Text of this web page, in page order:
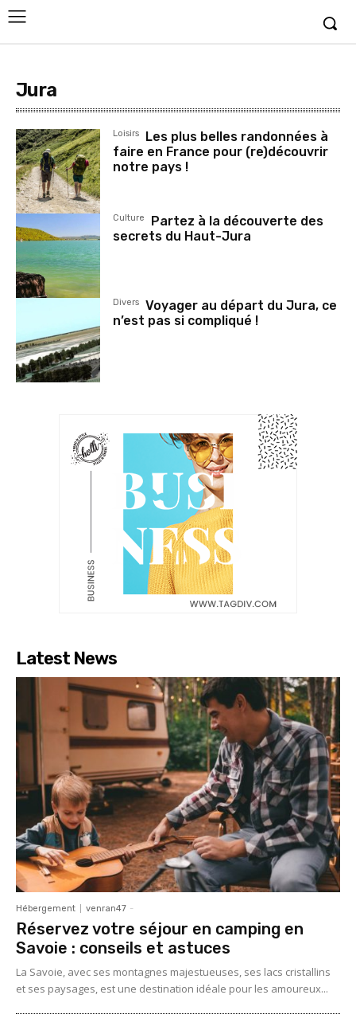
Jura
Loisirs
Les plus belles randonnées à
faire en France pour (re)découvrir
notre pays !
Culture
Partez à la découverte des
secrets du Haut-Jura
Divers
Voyager au départ du Jura, ce
n’est pas si compliqué !
Latest News
Hébergement venran47 -
Réservez votre séjour en camping en
Savoie : conseils et astuces
La Savoie, avec ses montagnes majestueuses, ses lacs cristallins
et ses paysages, est une destination idéale pour les amoureux...